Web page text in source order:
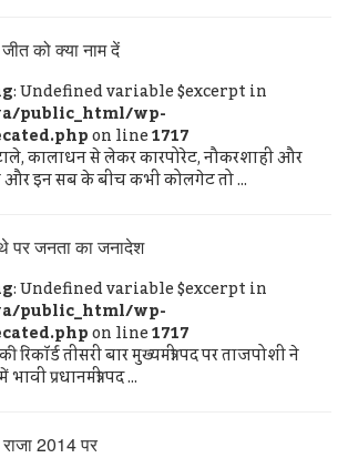
को क्या नाम दें
: Undefined variable $excerpt in
public_html/wp-
on line1717
कालाधन से लेकर कारपोरेट, नौकरशाही और
और इन सब के बीच कभी कोलगेट तो ...
पर जनता का जनादेश
: Undefined variable $excerpt in
public_html/wp-
on line1717
रिकॉर्ड तीसरी बार मुख्यमंत्री पद पर ताजपोशी ने
प्रधानमंत्री पद ...
2014 पर